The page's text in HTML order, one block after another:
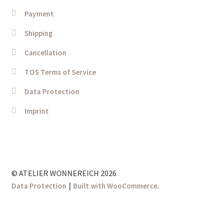
Payment
Shipping
Cancellation
TOS Terms of Service
Data Protection
Imprint
© ATELIER WONNEREICH 2026
Data Protection Built with WooCommerce.